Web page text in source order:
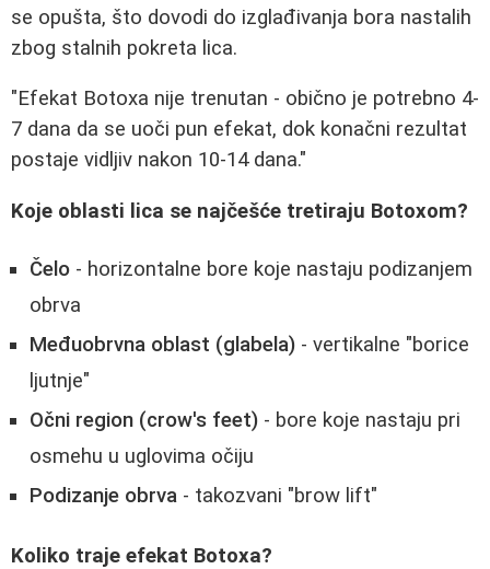
se opušta, što dovodi do izglađivanja bora nastalih
zbog stalnih pokreta lica.
"Efekat Botoxa nije trenutan - obično je potrebno 4-
7 dana da se uoči pun efekat, dok konačni rezultat
postaje vidljiv nakon 10-14 dana."
Koje oblasti lica se najčešće tretiraju Botoxom?
Čelo - horizontalne bore koje nastaju podizanjem
obrva
Međuobrvna oblast (glabela) - vertikalne "borice
ljutnje"
Očni region (crow's feet) - bore koje nastaju pri
osmehu u uglovima očiju
Podizanje obrva - takozvani "brow lift"
Koliko traje efekat Botoxa?